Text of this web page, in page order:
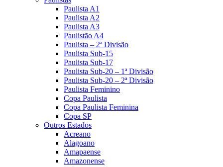
Paulista A1
Paulista A2
Paulista A3
Paulistão A4
Paulista – 2ª Divisão
Paulista Sub-15
Paulista Sub-17
Paulista Sub-20 – 1ª Divisão
Paulista Sub-20 – 2ª Divisão
Paulista Feminino
Copa Paulista
Copa Paulista Feminina
Copa SP
Outros Estados
Acreano
Alagoano
Amapaense
Amazonense